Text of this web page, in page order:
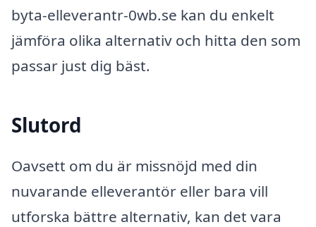
byta-elleverantr-0wb.se kan du enkelt
jämföra olika alternativ och hitta den som
passar just dig bäst.
Slutord
Oavsett om du är missnöjd med din
nuvarande elleverantör eller bara vill
utforska bättre alternativ, kan det vara